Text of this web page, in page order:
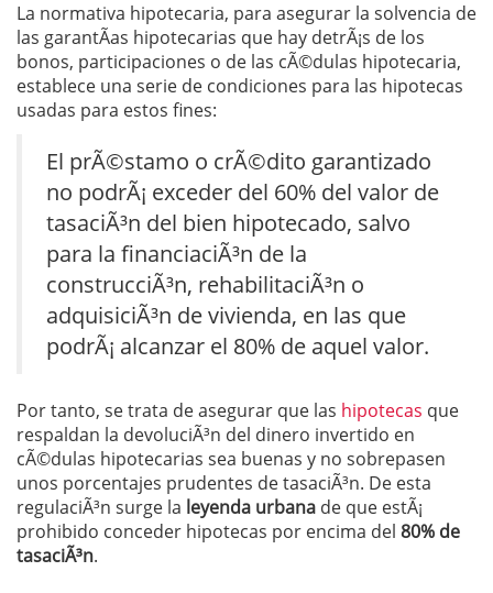
La normativa hipotecaria, para asegurar la solvencia de
las garantÃ­as hipotecarias que hay detrÃ¡s de los
bonos, participaciones o de las cÃ©dulas hipotecaria,
establece una serie de condiciones para las hipotecas
usadas para estos fines:
El prÃ©stamo o crÃ©dito garantizado
no podrÃ¡ exceder del 60% del valor de
tasaciÃ³n del bien hipotecado, salvo
para la financiaciÃ³n de la
construcciÃ³n, rehabilitaciÃ³n o
adquisiciÃ³n de vivienda, en las que
podrÃ¡ alcanzar el 80% de aquel valor.
Por tanto, se trata de asegurar que las hipotecas que
respaldan la devoluciÃ³n del dinero invertido en
cÃ©dulas hipotecarias sea buenas y no sobrepasen
unos porcentajes prudentes de tasaciÃ³n. De esta
regulaciÃ³n surge la leyenda urbana de que estÃ¡
prohibido conceder hipotecas por encima del 80% de
tasaciÃ³n.